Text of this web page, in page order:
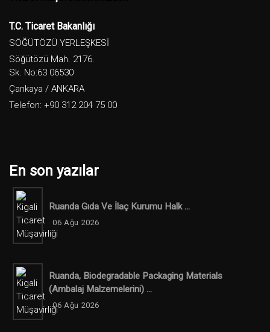
T.C. Ticaret Bakanlığı
SÖĞÜTÖZÜ YERLEŞKESİ
Söğütözü Mah. 2176.
Sk. No:63 06530
Çankaya / ANKARA
Telefon: +90 312 204 75 00
En son yazılar
Ruanda Gıda Ve İlaç Kurumu Halk ...
06 Ağu 2026
Ruanda, Biodegradable Packaging Materials
(ambalaj Malzemelerini) ...
06 Ağu 2026